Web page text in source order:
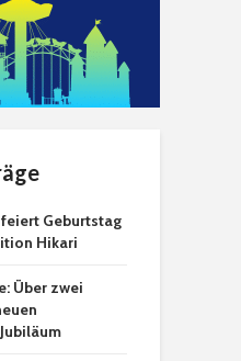
Geburtstag
Hikari
Über zwei